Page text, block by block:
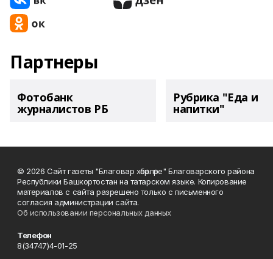
Партнеры
Фотобанк
журналистов РБ
Рубрика "Еда и
напитки"
© 2026 Сайт газеты "Благовар хәбәрләре" Благоварского района
Республики Башкортостан на татарском языке. Копирование
материалов с сайта разрешено только с письменного
согласия администрации сайта.
Об использовании персональных данных
Телефон
8(34747)4-01-25